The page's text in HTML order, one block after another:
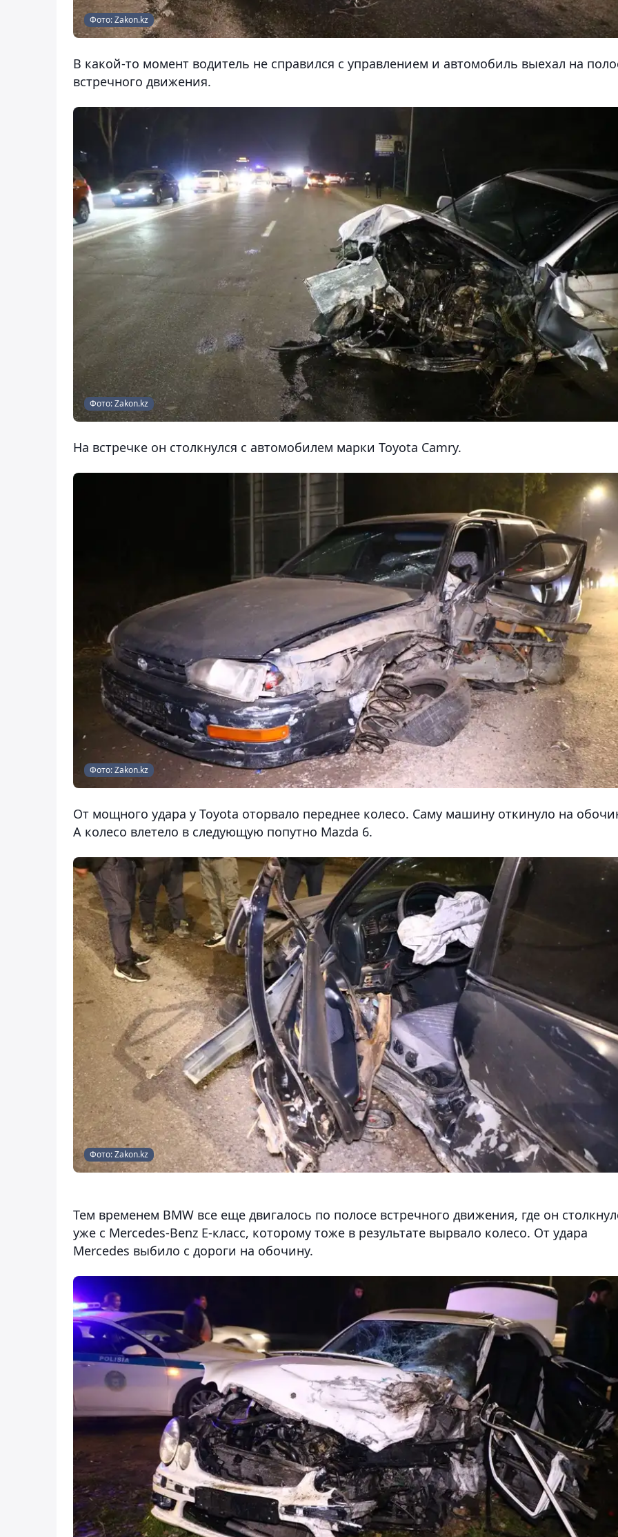
Фото: Zakon.kz
В какой-то момент водитель не справился с управлением и автомобиль выехал на
встречного движения.
Фото: Zakon.kz
На встречке он столкнулся с автомобилем марки Toyota Camry.
Фото: Zakon.kz
От мощного удара у Toyota оторвало переднее колесо. Саму машину откинуло на
А колесо влетело в следующую попутно Mazda 6.
Фото: Zakon.kz
Тем временем BMW все еще двигалось по полосе встречного движения, где он
уже с Mercedes-Benz E-класс, которому тоже в результате вырвало колесо. От удара
Mercedes выбило с дороги на обочину.